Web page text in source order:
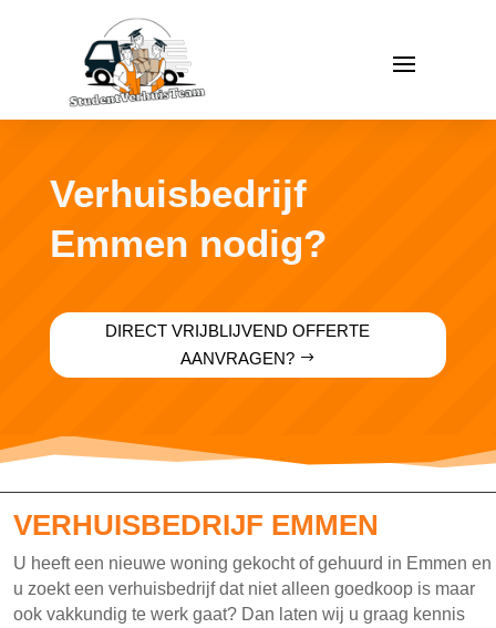
Verhuisbedrijf
Emmen nodig?
DIRECT VRIJBLIJVEND OFFERTE
AANVRAGEN?
VERHUISBEDRIJF EMMEN
U heeft een nieuwe woning gekocht of gehuurd in Emmen en
u zoekt een verhuisbedrijf dat niet alleen goedkoop is maar
ook vakkundig te werk gaat? Dan laten wij u graag kennis